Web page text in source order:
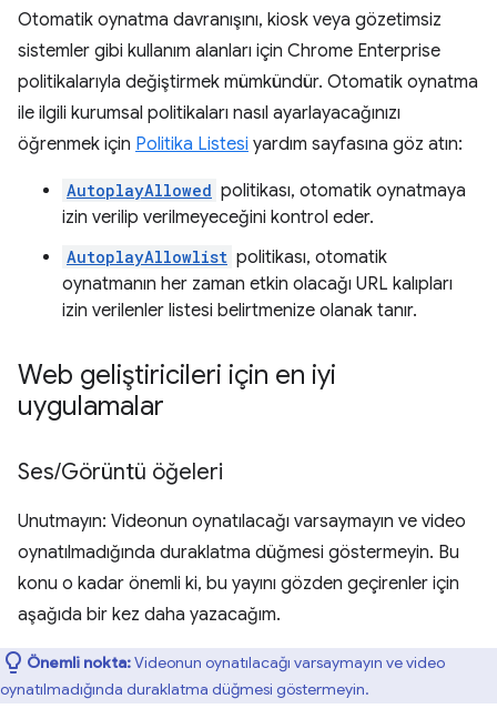
Otomatik oynatma davranışını, kiosk veya gözetimsiz
sistemler gibi kullanım alanları için Chrome Enterprise
politikalarıyla değiştirmek mümkündür. Otomatik oynatma
ile ilgili kurumsal politikaları nasıl ayarlayacağınızı
öğrenmek için Politika Listesi yardım sayfasına göz atın:
AutoplayAllowed politikası, otomatik oynatmaya
izin verilip verilmeyeceğini kontrol eder.
AutoplayAllowlist politikası, otomatik
oynatmanın her zaman etkin olacağı URL kalıpları
izin verilenler listesi belirtmenize olanak tanır.
Web geliştiricileri için en iyi
uygulamalar
Ses/Görüntü öğeleri
Unutmayın: Videonun oynatılacağı varsaymayın ve video
oynatılmadığında duraklatma düğmesi göstermeyin. Bu
konu o kadar önemli ki, bu yayını gözden geçirenler için
aşağıda bir kez daha yazacağım.
Önemli nokta:Videonun oynatılacağı varsaymayın ve video
oynatılmadığında duraklatma düğmesi göstermeyin.